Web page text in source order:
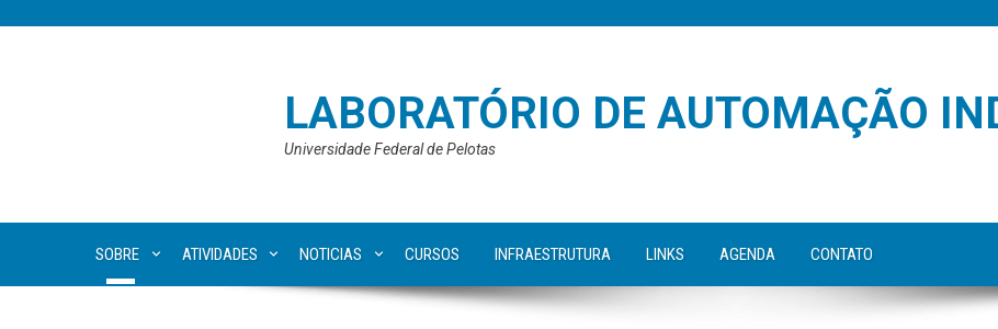
LABORATÓRIO DE AUTOMAÇÃO
Universidade Federal de Pelotas
SOBRE ATIVIDADES NOTICIAS CURSOS INFRAESTRUTURA LINKS AGENDA CONTATO